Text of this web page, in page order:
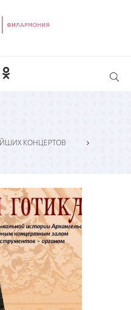
КОНЦЕРТОВ